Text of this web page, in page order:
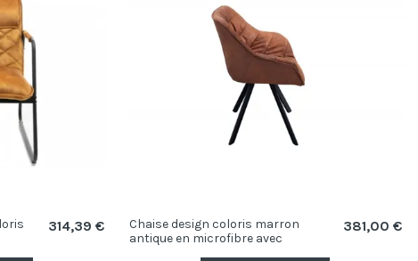
314,39 €
Chaise design coloris marron
antique en microfibre avec
381,00 €